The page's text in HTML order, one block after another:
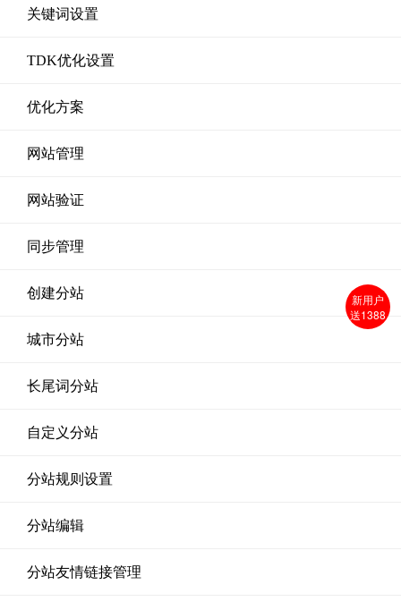
关键词设置
TDK优化设置
优化方案
网站管理
网站验证
同步管理
创建分站
城市分站
长尾词分站
自定义分站
分站规则设置
分站编辑
分站友情链接管理
新用户
送1388